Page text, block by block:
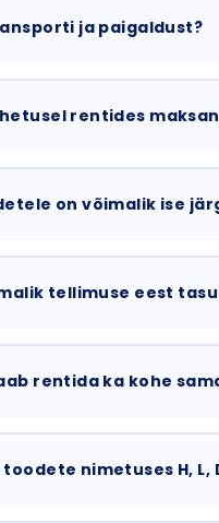
ja paigaldust?
rentides
on võimalik ise
tellimuse eest
rentida ka kohe
nimetuses H, L,